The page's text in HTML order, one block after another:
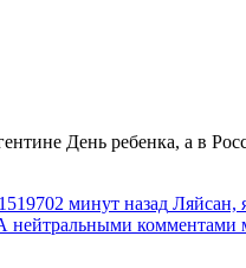
День ребенка, а в
1519702 минут назад Ляйсан,
А нейтральными